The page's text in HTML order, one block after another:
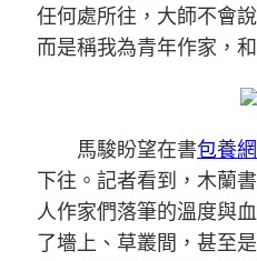
任何處所往，大師不會
而是稱我為青年作家，
馬駿盼望在書包養網
下往。記者看到，木蘭
人作家們落筆的溫度與
了墻上、草叢間，甚至